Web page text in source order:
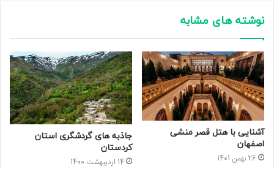
نوشته های مشابه
آشنایی با هتل قصر منشی
اصفهان
26 بهمن 1401
جاذبه های گردشگری استان
کردستان
14 اردیبهشت 1400